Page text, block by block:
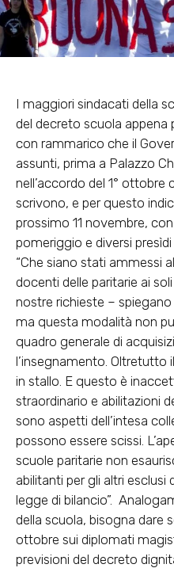
I maggiori sindacati della
del decreto scuola appena
con rammarico che il
assunti, prima a Palazzo
nell’accordo del 1° ottobre
scrivono, e per questo
prossimo 11 novembre,
pomeriggio e diversi
“Che siano stati ammessi
docenti delle paritarie ai
nostre richieste – spiegano
ma questa modalità non
quadro generale di
l’insegnamento. Oltretutto
in stallo. E questo è
straordinario e abilitazioni
sono aspetti dell’intesa
possono essere scissi.
scuole paritarie non
abilitanti per gli altri esclusi
legge di bilancio”.
della scuola, bisogna dare
ottobre sui diplomati
previsioni del decreto